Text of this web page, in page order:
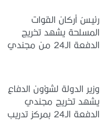
رئيسُ أركان القوات
المسلحة يشهد تخريج
الدفعة الـ24 من مجندي
وزير الدولة لشؤون الدفاع
يشهد تخريج مجندي
الدفعة الـ24 بمركز تدريب